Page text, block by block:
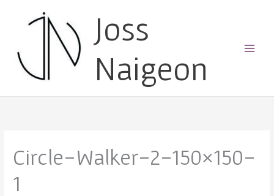
Joss
Naigeon
Circle-Walker-2-150×150-
1